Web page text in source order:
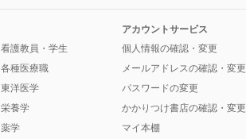
看護教員・学生
各種医療職
東洋医学
栄養学
薬学
アカウントサービス
個人情報の確認・変更
メールアドレスの確認・変更
パスワードの変更
かかりつけ書店の確認・変更
マイ本棚